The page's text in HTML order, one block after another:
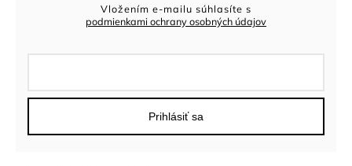
Vložením e-mailu súhlasíte s
podmienkami ochrany osobných údajov
Prihlásiť sa